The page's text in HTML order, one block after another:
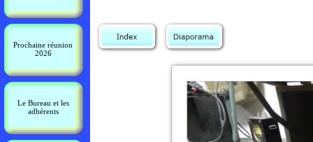
Prochaine réunion
2026
Le Bureau et les
adhérents